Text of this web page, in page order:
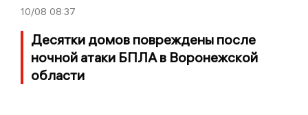
10/08 08:37
Десятки домов повреждены после
ночной атаки БПЛА в Воронежской
области